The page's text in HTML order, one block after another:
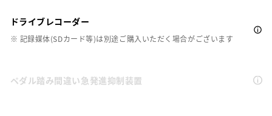
ドライブレコーダー
※ 記録媒体(SDカード等)は別途ご購入いただく場合がございます
ペダル踏み間違い急発進抑制装置